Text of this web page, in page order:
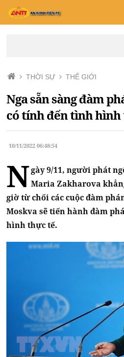
THỜI SỰ THẾ GIỚI
Nga sẵn sàng đàm
có tính đến tình
10/11/2022 06:48:54
Ngày 9/11, người phát
Maria Zakharova
giờ từ chối các cuộc đàm
Moskva sẽ tiến hành đàm
hình thực tế.